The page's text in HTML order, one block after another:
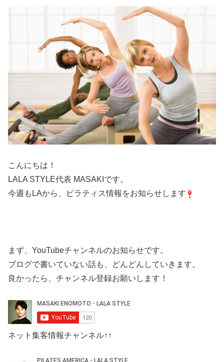
こんにちは！
LALA STYLE代表 MASAKIです。
今週もLAから、ピラティス情報をお知らせします
まず、YouTubeチャンネルのお知らせです。
ブログで書いていない話も、どんどんしていきます。
良かったら、チャンネル登録お願いします！
ネット集客情報チャンネル↑↑